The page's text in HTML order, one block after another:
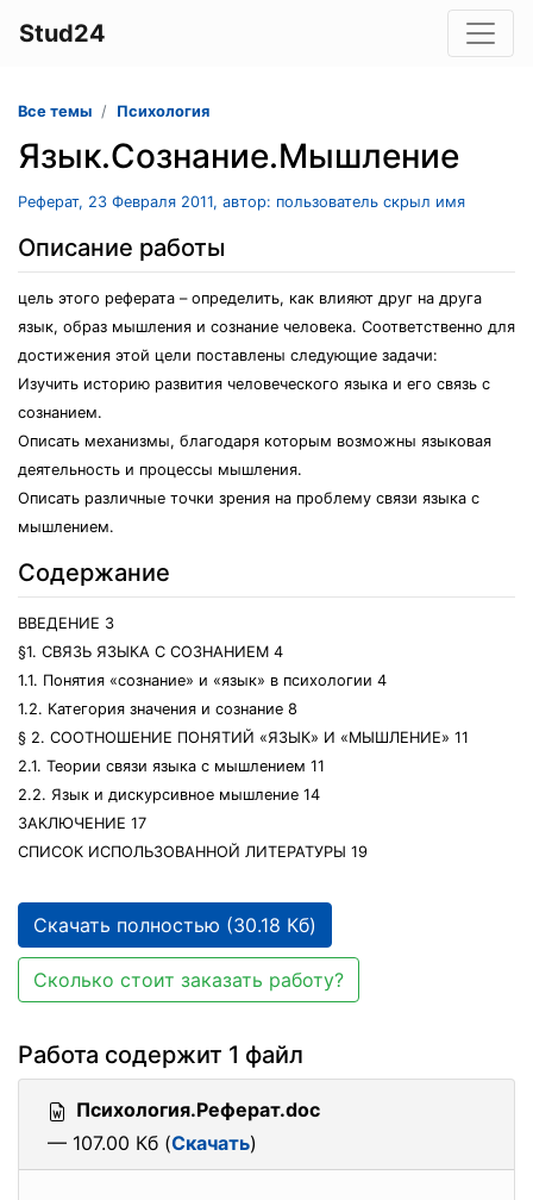
Stud24
Все темы Психология
Язык.Сознание.Мышление
Реферат, 23 Февраля 2011, автор: пользователь скрыл имя
Описание работы
цель этого реферата – определить, как влияют друг на друга
язык, образ мышления и сознание человека. Соответственно для
достижения этой цели поставлены следующие задачи:
Изучить историю развития человеческого языка и его связь с
сознанием.
Описать механизмы, благодаря которым возможны языковая
деятельность и процессы мышления.
Описать различные точки зрения на проблему связи языка с
мышлением.
Содержание
ВВЕДЕНИЕ 3
§1. СВЯЗЬ ЯЗЫКА С СОЗНАНИЕМ 4
1.1. Понятия «сознание» и «язык» в психологии 4
1.2. Категория значения и сознание 8
§ 2. СООТНОШЕНИЕ ПОНЯТИЙ «ЯЗЫК» И «МЫШЛЕНИЕ» 11
2.1. Теории связи языка с мышлением 11
2.2. Язык и дискурсивное мышление 14
ЗАКЛЮЧЕНИЕ 17
СПИСОК ИСПОЛЬЗОВАННОЙ ЛИТЕРАТУРЫ 19
Скачать полностью (30.18 Кб)
Сколько стоит заказать работу?
Работа содержит 1 файл
Психология.Реферат.doc
— 107.00 Кб (Скачать)